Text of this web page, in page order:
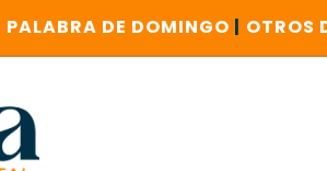
PALABRA DE DOMINGO | OTROS